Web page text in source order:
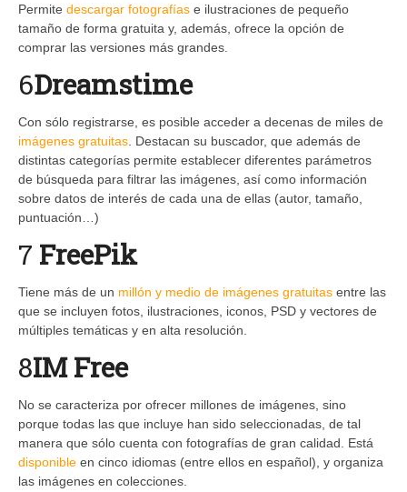
Permite descargar fotografías e ilustraciones de pequeño
tamaño de forma gratuita y, además, ofrece la opción de
comprar las versiones más grandes.
6Dreamstime
Con sólo registrarse, es posible acceder a decenas de miles de
imágenes gratuitas . Destacan su buscador, que además de
distintas categorías permite establecer diferentes parámetros
de búsqueda para filtrar las imágenes, así como información
sobre datos de interés de cada una de ellas (autor, tamaño,
puntuación…)
7 FreePik
Tiene más de un millón y medio de imágenes gratuitas entre las
que se incluyen fotos, ilustraciones, iconos, PSD y vectores de
múltiples temáticas y en alta resolución.
8IM Free
No se caracteriza por ofrecer millones de imágenes, sino
porque todas las que incluye han sido seleccionadas, de tal
manera que sólo cuenta con fotografías de gran calidad. Está
disponible en cinco idiomas (entre ellos en español), y organiza
las imágenes en colecciones.